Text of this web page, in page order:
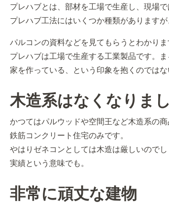
プレハブとは、部材を工場で生産し、現場
プレハブ工法にはいくつか種類があります
パルコンの資料などを見てもらうとわかりま
プレハブは工場で生産する工業製品です。
家を作っている、という印象を抱くのではな
木造系はなくなりま
かつてはパルウッドや空間王など木造系の
鉄筋コンクリート住宅のみです。
やはりゼネコンとしては木造は厳しいので
実績という意味でも。
非常に頑丈な建物